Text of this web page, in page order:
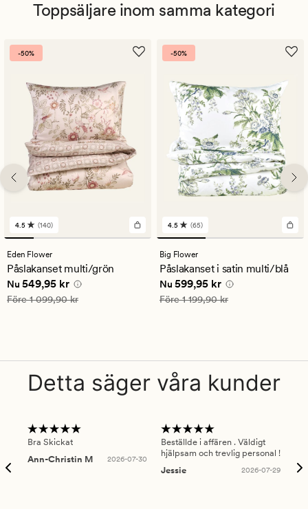
Toppsäljare inom samma kategori
-50%
140
omdömen
med
ett
genomsnittligt
betyg
på
4.5
4.5 (140)
Eden Flower
Påslakanset multi/grön
Nuvarande pris
Nu 549,95 kr
Ordinarie pris 1 099,90 kr
Före1 099,90 kr
-50%
65
omdömen
med
ett
genomsnittligt
betyg
på
4.5
4.5 (65)
Big Flower
Påslakanset i satin multi/blå
Nuvarande pris
Nu 599,95 kr
Ordinarie pris 1 199,90 kr
Före1 199,90 kr
Detta säger våra kunder
Bra Skickat
Ann-Christin M
2026-07-30
Beställde i affären . Väldigt
hjälpsam och trevlig personal !
Jessie
2026-07-29